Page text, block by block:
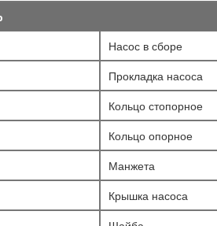
Насос в сборе
Прокладка насоса
Кольцо стопорное
Кольцо опорное
Манжета
Крышка насоса